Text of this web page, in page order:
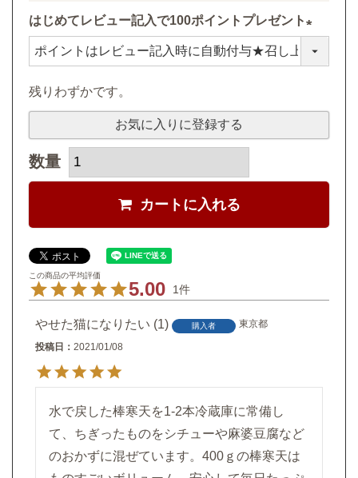
はじめてレビュー記入で100ポイントプレゼント
残りわずかです。
お気に入りに登録する
カートに入れる
5.00 1
やせた猫になりたい 1 購入者 東京都
投稿日 2021/01/08
水で戻した棒寒天を1-2本冷蔵庫に常備し
て、ちぎったものをシチューや麻婆豆腐など
のおかずに混ぜています。400ｇの棒寒天は